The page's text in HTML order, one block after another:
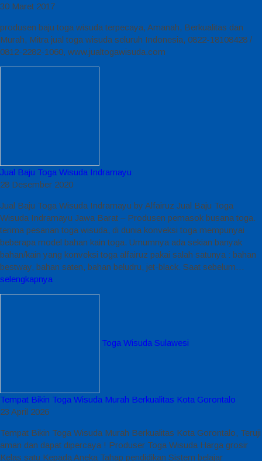
30 Maret 2017
produsen baju toga wisuda terpecaya, Amanah, Berkualitas dan
Murah, Mitra jual toga wisuda seluruh Indonesia, 0822-18108428 /
0812-2282-1060, www.jualtogawisuda.com
Jual Baju Toga Wisuda Indramayu
28 Desember 2020
Jual Baju Toga Wisuda Indramayu by Alfairuz Jual Baju Toga
Wisuda Indramayu Jawa Barat – Produsen pemasok busana toga.
terima pesanan toga wisuda, di dunia konveksi toga mempunyai
beberapa model bahan kain toga. Umumnya ada sekian banyak
bahan/kain yang konveksi toga alfairuz pakai salah satunya : bahan
bestway, bahan saten, bahan beludru, jet-black. Saat sebelum…
selengkapnya
Toga Wisuda Sulawesi
Tempat Bikin Toga Wisuda Murah Berkualitas Kota Gorontalo
23 April 2026
Tempat Bikin Toga Wisuda Murah Berkualitas Kota Gorontalo, Teruji
aman dan dapat dipercaya ! Produser Toga Wisuda Harga grosir
Kelas satu Kepada Aneka Tahap pendidikan Sistem belajar